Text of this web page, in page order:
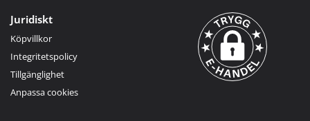
Juridiskt
Köpvillkor
Integritetspolicy
Tillgänglighet
Anpassa cookies